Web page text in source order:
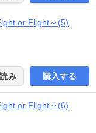
or Flight～(5)
み 購入する
or Flight～(6)